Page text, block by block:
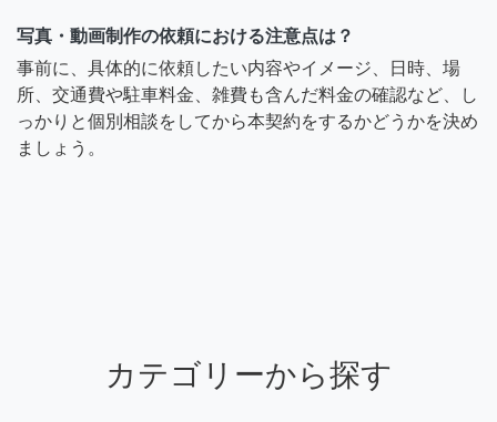
写真・動画制作の依頼における注意点は？
事前に、具体的に依頼したい内容やイメージ、日時、場
所、交通費や駐車料金、雑費も含んだ料金の確認など、し
っかりと個別相談をしてから本契約をするかどうかを決め
ましょう。
カテゴリーから探す